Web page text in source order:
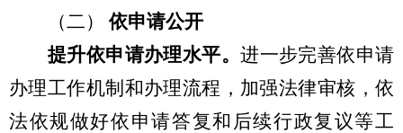
（二）依申请公开
提升依申请办理水平。进一步完善依申请
办理工作机制和办理流程，加强法律审核，依
法依规做好依申请答复和后续行政复议等工